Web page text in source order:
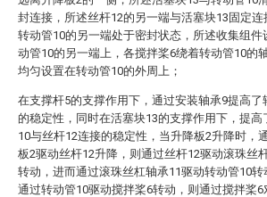
封连接，所述丝杆12的另一端与活塞块13固定连
转动管10的另一端处于密封状态，所述收集组件
动管10的另一端上，各搅拌桨6绕着转动管10的
均匀设置在转动管10的外周上；
在支撑杆5的支撑作用下，通过安装轴承9提高了
的稳定性，同时在活塞块13的支撑作用下，提高
10与丝杆12连接的稳定性，当升降板2升降时，
板2驱动丝杆12升降，则通过丝杆12驱动滚珠丝
转动，进而通过滚珠丝杠轴承11驱动转动管10转
通过转动管10驱动搅拌桨6转动，则通过搅拌桨6